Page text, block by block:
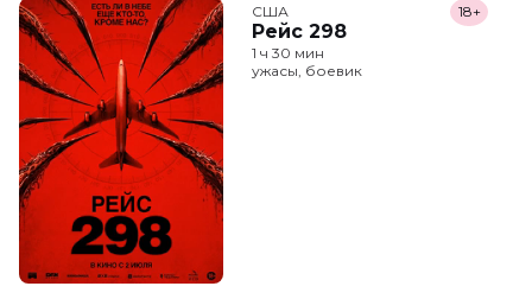
США
Рейс 298
18+
1 ч 30 мин
ужасы, боевик